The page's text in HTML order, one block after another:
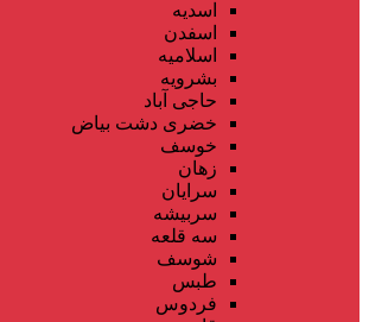
اسدیه
اسفدن
اسلامیه
بشرویه
حاجی آباد
خضری دشت بیاض
خوسف
زهان
سرایان
سربیشه
سه قلعه
شوسف
طبس
فردوس